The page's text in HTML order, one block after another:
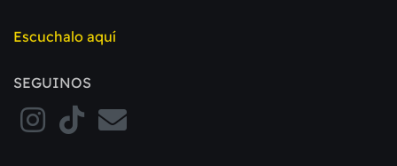
Escuchalo aquí
SEGUINOS